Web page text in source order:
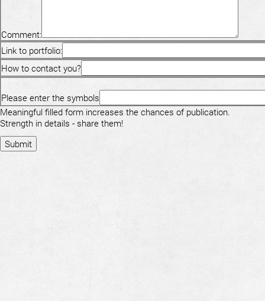
Comment:
Link to portfolio:
How to contact you?
Please enter the symbols
Meaningful filled form increases the chances of publication.
Strength in details - share them!